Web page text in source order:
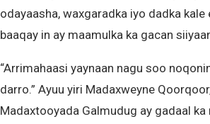
odayaasha, waxgaradka iyo dadka kale
baaqay in ay maamulka ka gacan
“Arrimahaasi yaynaan nagu soo
darro.” Ayuu yiri Madaxweyne
Madaxtooyada Galmudug ay gadaal ka